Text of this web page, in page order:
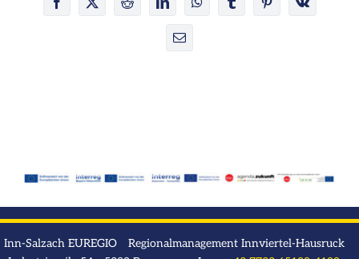
Facebook
X RedditLinkedInWhatsAppTumblrPinterest
Vk
E-
Inn-Salzach EUREGIO Regionalmanagement Innviertel-Hausruck